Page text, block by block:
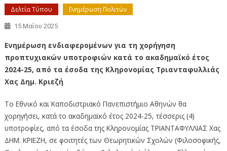
Δελτία Τύπου Ενημέρωση Πολιτών
15 Μαΐου 2025
Ενημέρωση ενδιαφερομένων για τη χορήγηση
προπτυχιακών υποτροφιών κατά το ακαδημαϊκό έτος
2024-25, από τα έσοδα της Κληρονομίας Τριανταφυλλιάς
Χας Δημ. Κριεζή
Το Εθνικό και Καποδιστριακό Πανεπιστήμιο Αθηνών θα
χορηγήσει, κατά το ακαδημαϊκό έτος 2024-25, τέσσερις (4)
υποτροφίες, από τα έσοδα της Κληρονομίας ΤΡΙΑΝΤΑΦΥΛΛΙΑΣ Χας
ΔΗΜ. ΚΡΙΕΖΗ, σε φοιτητές των Θεωρητικών Σχολών (Φιλοσοφικής,